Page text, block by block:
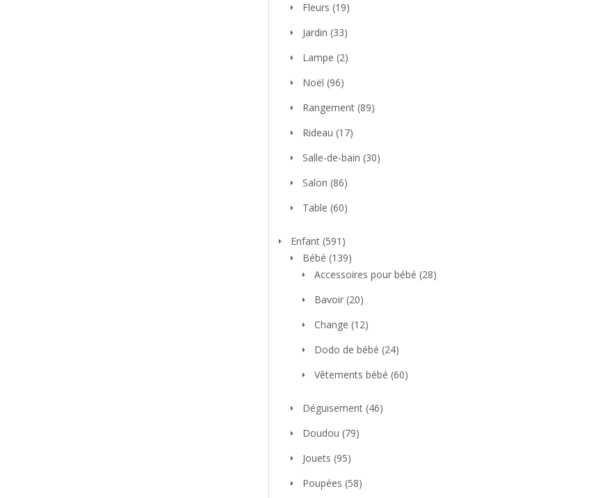
Fleurs (19)
Jardin (33)
Lampe (2)
Noël (96)
Rangement (89)
Rideau (17)
Salle-de-bain (30)
Salon (86)
Table (60)
Enfant (591)
Bébé (139)
Accessoires pour bébé (28)
Bavoir (20)
Change (12)
Dodo de bébé (24)
Vêtements bébé (60)
Déguisement (46)
Doudou (79)
Jouets (95)
Poupées (58)